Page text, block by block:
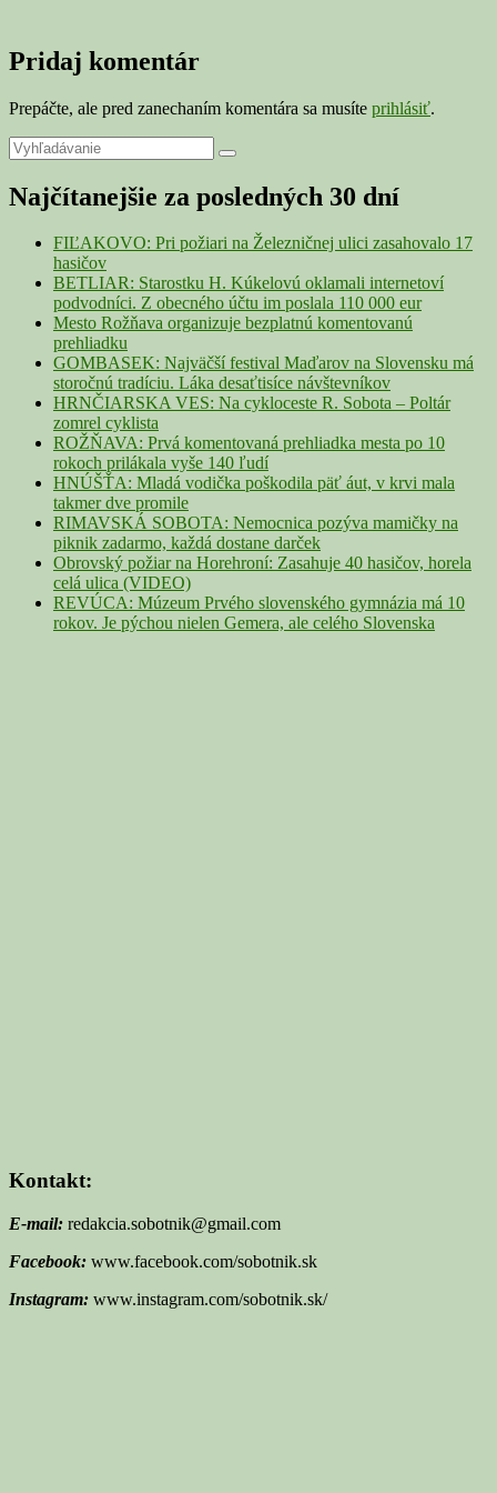
Pridaj komentár
Prepáčte, ale pred zanechaním komentára sa musíte prihlásiť.
Primary
Sidebar
Widget
Area
Search
for:
Search
Najčítanejšie za posledných 30 dní
FIĽAKOVO: Pri požiari na Železničnej ulici zasahovalo 17
hasičov
BETLIAR: Starostku H. Kúkelovú oklamali internetoví
podvodníci. Z obecného účtu im poslala 110 000 eur
Mesto Rožňava organizuje bezplatnú komentovanú
prehliadku
GOMBASEK: Najväčší festival Maďarov na Slovensku má
storočnú tradíciu. Láka desaťtisíce návštevníkov
HRNČIARSKA VES: Na cykloceste R. Sobota – Poltár
zomrel cyklista
ROŽŇAVA: Prvá komentovaná prehliadka mesta po 10
rokoch prilákala vyše 140 ľudí
HNÚŠŤA: Mladá vodička poškodila päť áut, v krvi mala
takmer dve promile
RIMAVSKÁ SOBOTA: Nemocnica pozýva mamičky na
piknik zadarmo, každá dostane darček
Obrovský požiar na Horehroní: Zasahuje 40 hasičov, horela
celá ulica (VIDEO)
REVÚCA: Múzeum Prvého slovenského gymnázia má 10
rokov. Je pýchou nielen Gemera, ale celého Slovenska
Kontakt:
E-mail: redakcia.sobotnik@gmail.com
Facebook: www.facebook.com/sobotnik.sk
Instagram: www.instagram.com/sobotnik.sk/